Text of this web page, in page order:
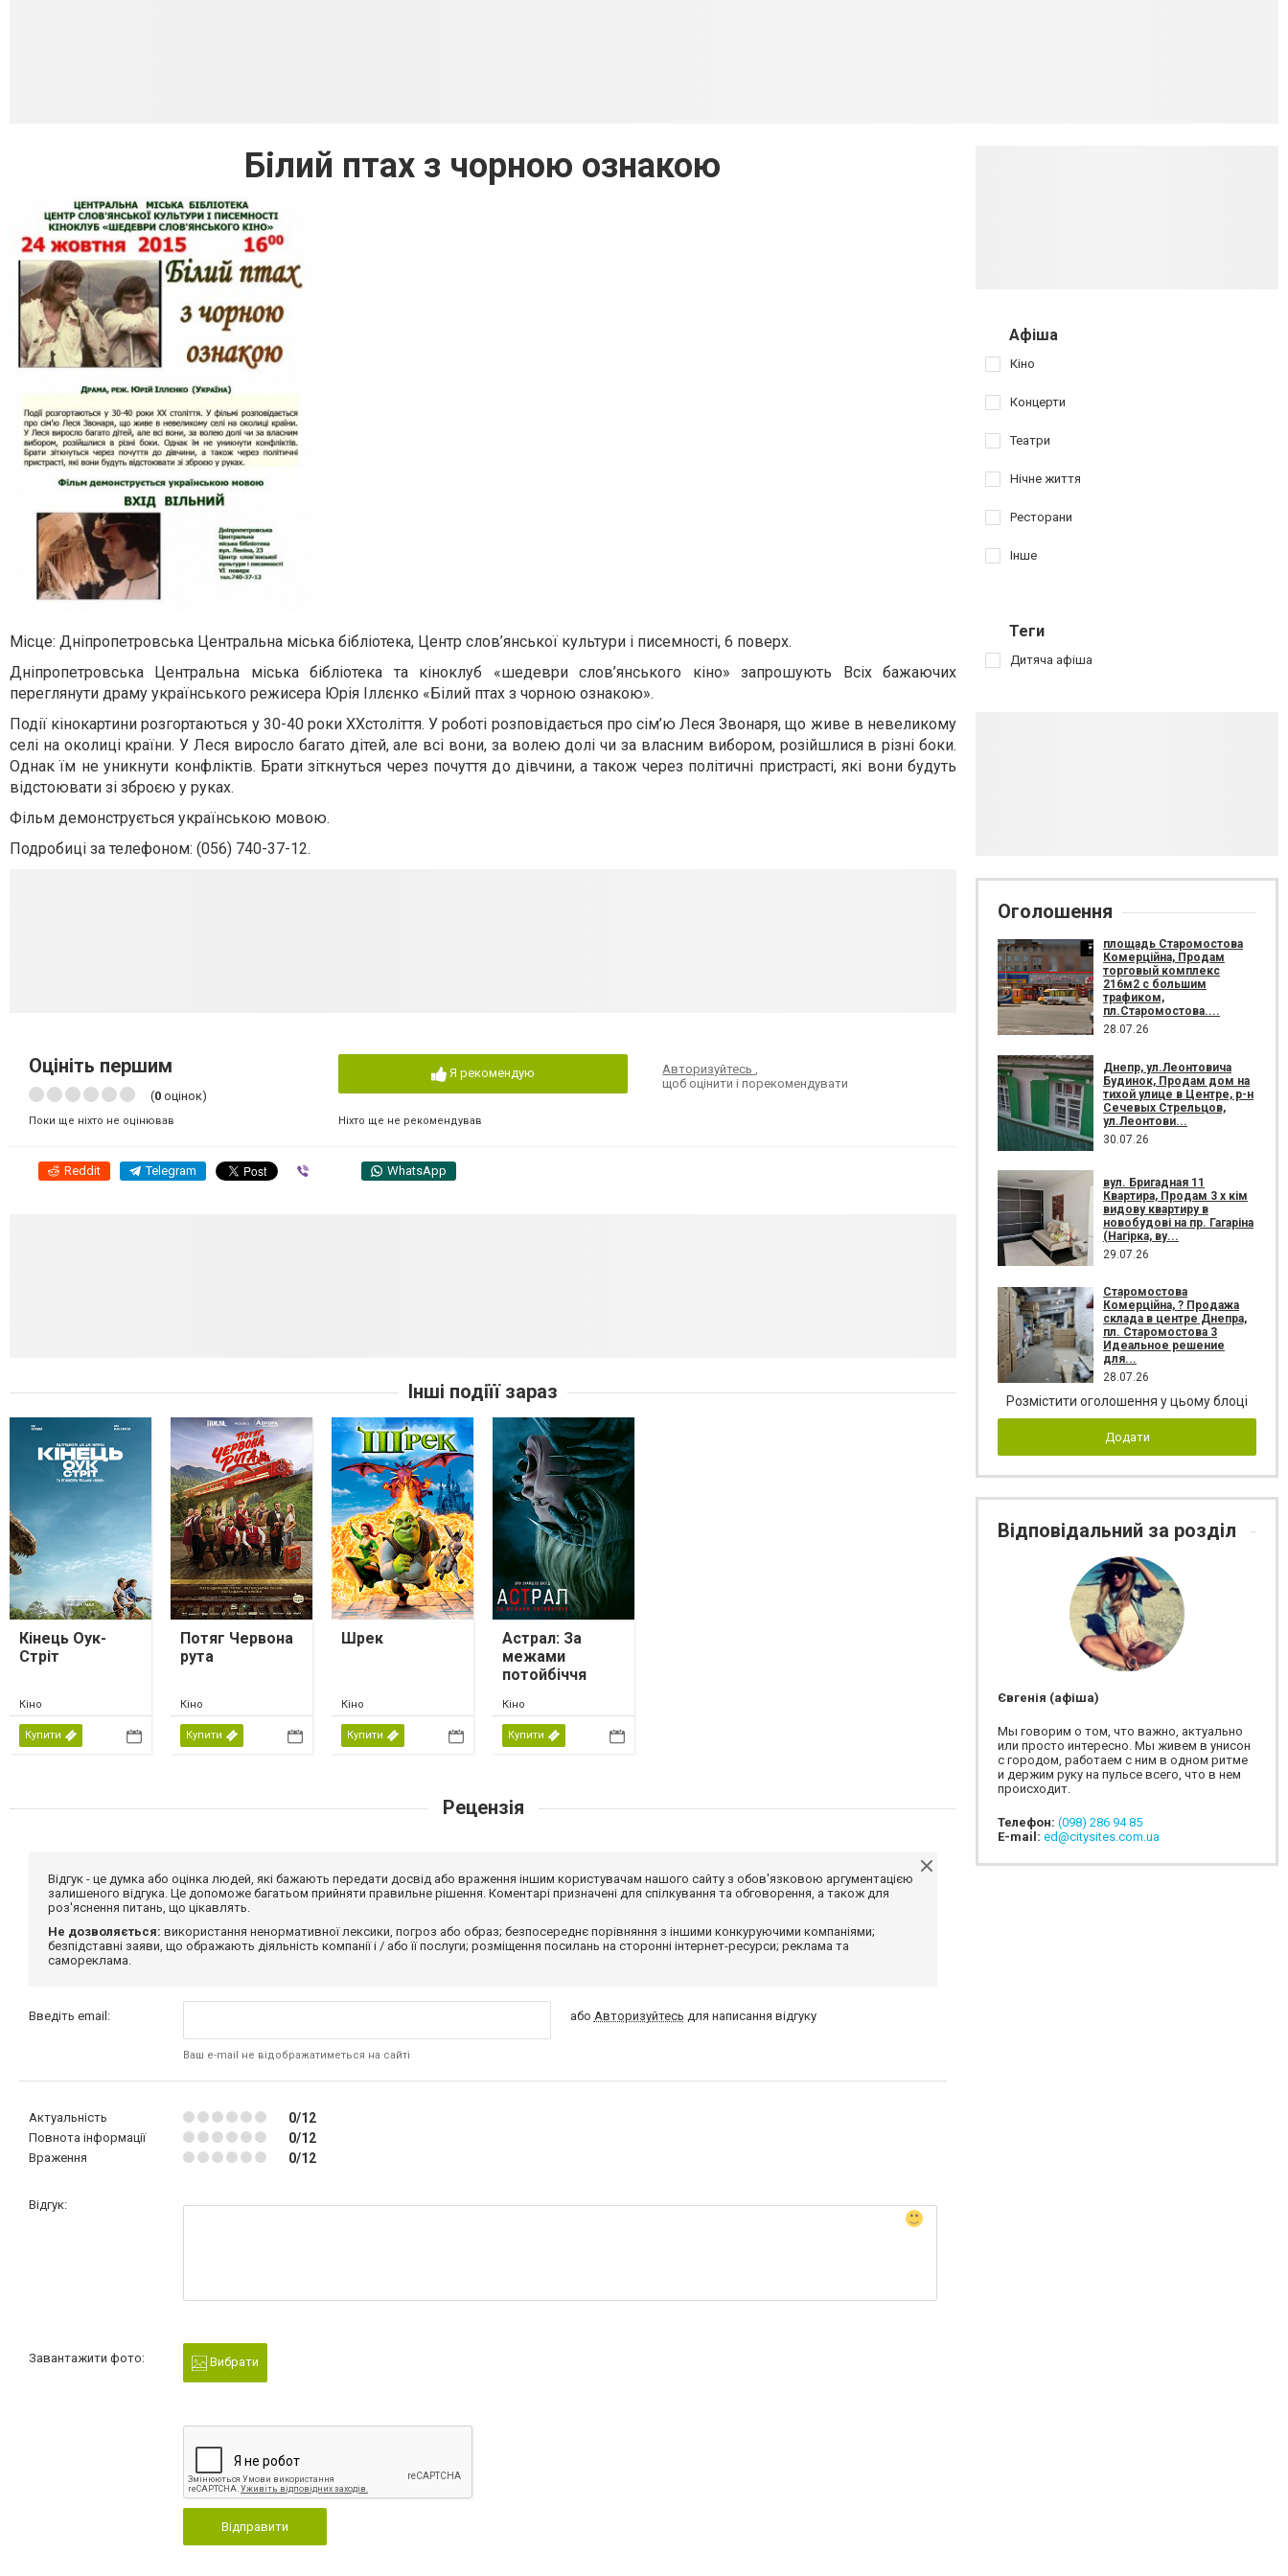
Білий птах з чорною ознакою
Місце: Дніпропетровська Центральна міська бібліотека, Центр слов’янської культури і писемності, 6 поверх.
Дніпропетровська Центральна міська бібліотека та кіноклуб «шедеври слов’янського кіно» запрошують Всіх бажаючих
переглянути драму українського режисера Юрія Іллєнко «Білий птах з чорною ознакою».
Події кінокартини розгортаються у 30-40 роки XXстоліття. У роботі розповідається про сім’ю Леся Звонаря, що живе в невеликому
селі на околиці країни. У Леся виросло багато дітей, але всі вони, за волею долі чи за власним вибором, розійшлися в різні боки.
Однак їм не уникнути конфліктів. Брати зіткнуться через почуття до дівчини, а також через політичні пристрасті, які вони будуть
відстоювати зі зброєю у руках.
Фільм демонструється українською мовою.
Подробиці за телефоном: (056) 740-37-12.
Оцініть першим
(0 оцінок)
Поки ще ніхто не оцінював
Я рекомендую
Ніхто ще не рекомендував
Авторизуйтесь,
щоб оцінити і порекомендувати
Reddit Telegram WhatsApp
Інші подіїї зараз
Кінець Оук-
Стріт
Кіно
Купити
Потяг Червона
рута
Кіно
Купити
Шрек
Кіно
Купити
Астрал: За
межами
потойбіччя
Кіно
Купити
Рецензія
Відгук - це думка або оцінка людей, які бажають передати досвід або враження іншим користувачам нашого сайту з обов'язковою аргументацією
залишеного відгука. Це допоможе багатьом прийняти правильне рішення. Коментарі призначені для спілкування та обговорення, а також для
роз'яснення питань, що цікавлять.
Не дозволяється: використання ненормативної лексики, погроз або образ; безпосереднє порівняння з іншими конкуруючими компаніями;
безпідставні заяви, що ображають діяльність компанії і / або її послуги; розміщення посилань на сторонні інтернет-ресурси; реклама та
самореклама.
Введіть email:
Ваш e-mail не відображатиметься на сайті
або Авторизуйтесь для написання відгуку
Актуальність 0/12
Повнота інформації 0/12
Враження 0/12
Відгук:
Завантажити фото: Вибрати
Відправити
Афіша
Кіно
Концерти
Театри
Нічне життя
Ресторани
Інше
Теги
Дитяча афіша
Оголошення
площадь Старомостова
Комерційна, Продам
торговый комплекс
216м2 с большим
трафиком,
пл.Старомостова....
28.07.26
Днепр, ул.Леонтовича
Будинок, Продам дом на
тихой улице в Центре, р-н
Сечевых Стрельцов,
ул.Леонтови...
30.07.26
вул. Бригадная 11
Квартира, Продам 3 х кім
видову квартиру в
новобудові на пр. Гагаріна
(Нагірка, ву...
29.07.26
Старомостова
Комерційна, ? Продажа
склада в центре Днепра,
пл. Старомостова 3
Идеальное решение
для...
28.07.26
Розмістити оголошення у цьому блоці
Додати
Відповідальний за розділ
Євгенія (афіша)
Мы говорим о том, что важно, актуально
или просто интересно. Мы живем в унисон
с городом, работаем с ним в одном ритме
и держим руку на пульсе всего, что в нем
происходит.
Телефон: (098) 286 94 85
E-mail: ed@citysites.com.ua